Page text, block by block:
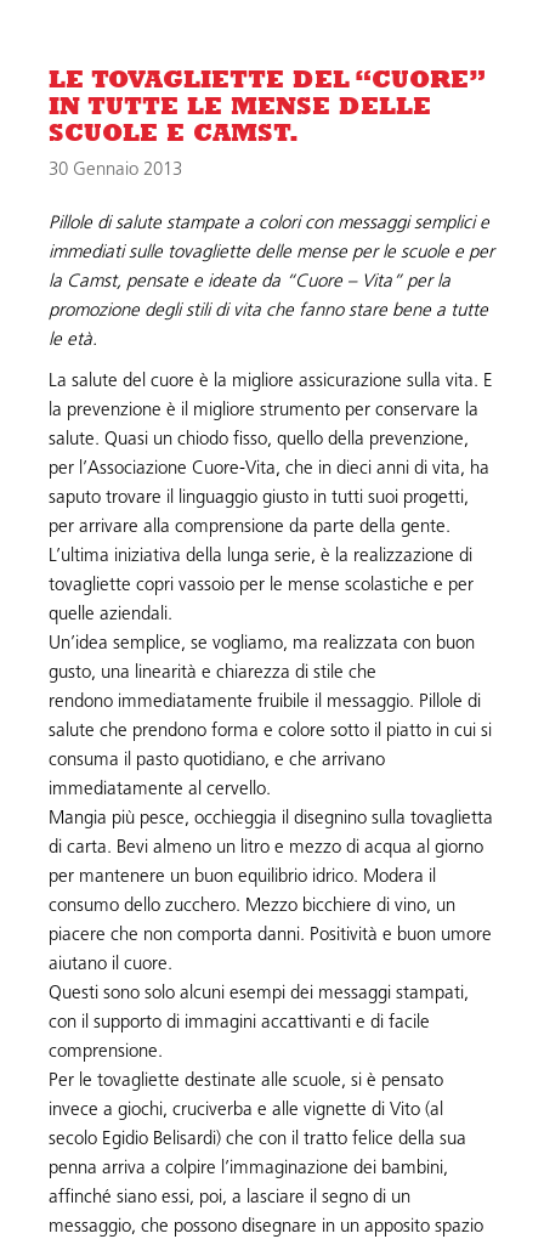
LE TOVAGLIETTE DEL “CUORE”
IN TUTTE LE MENSE DELLE
SCUOLE E CAMST.
30 Gennaio 2013
Pillole di salute stampate a colori con messaggi semplici e
immediati sulle tovagliette delle mense per le scuole e per
la Camst, pensate e ideate da “Cuore – Vita” per la
promozione degli stili di vita che fanno stare bene a tutte
le età.
La salute del cuore è la migliore assicurazione sulla vita. E
la prevenzione è il migliore strumento per conservare la
salute. Quasi un chiodo fisso, quello della prevenzione,
per l’Associazione Cuore-Vita, che in dieci anni di vita, ha
saputo trovare il linguaggio giusto in tutti suoi progetti,
per arrivare alla comprensione da parte della gente.
L’ultima iniziativa della lunga serie, è la realizzazione di
tovagliette copri vassoio per le mense scolastiche e per
quelle aziendali.
Un’idea semplice, se vogliamo, ma realizzata con buon
gusto, una linearità e chiarezza di stile che
rendono immediatamente fruibile il messaggio. Pillole di
salute che prendono forma e colore sotto il piatto in cui si
consuma il pasto quotidiano, e che arrivano
immediatamente al cervello.
Mangia più pesce, occhieggia il disegnino sulla tovaglietta
di carta. Bevi almeno un litro e mezzo di acqua al giorno
per mantenere un buon equilibrio idrico. Modera il
consumo dello zucchero. Mezzo bicchiere di vino, un
piacere che non comporta danni. Positività e buon umore
aiutano il cuore.
Questi sono solo alcuni esempi dei messaggi stampati,
con il supporto di immagini accattivanti e di facile
comprensione.
Per le tovagliette destinate alle scuole, si è pensato
invece a giochi, cruciverba e alle vignette di Vito (al
secolo Egidio Belisardi) che con il tratto felice della sua
penna arriva a colpire l’immaginazione dei bambini,
affinché siano essi, poi, a lasciare il segno di un
messaggio, che possono disegnare in un apposito spazio